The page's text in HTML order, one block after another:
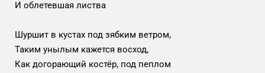
И облетевшая листва
Шуршит в кустах под зябким ветром,
Таким унылым кажется восход,
Как догорающий костёр, под пеплом